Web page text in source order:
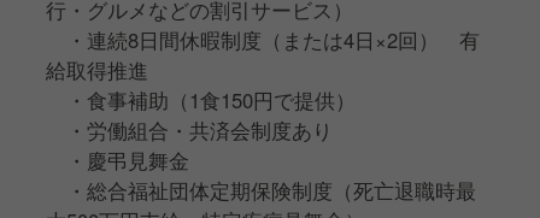
行・グルメなどの割引サービス）
・連続8日間休暇制度（または4日×2回） 有
給取得推進
・食事補助（1食150円で提供）
・労働組合・共済会制度あり
・慶弔見舞金
・総合福祉団体定期保険制度（死亡退職時最